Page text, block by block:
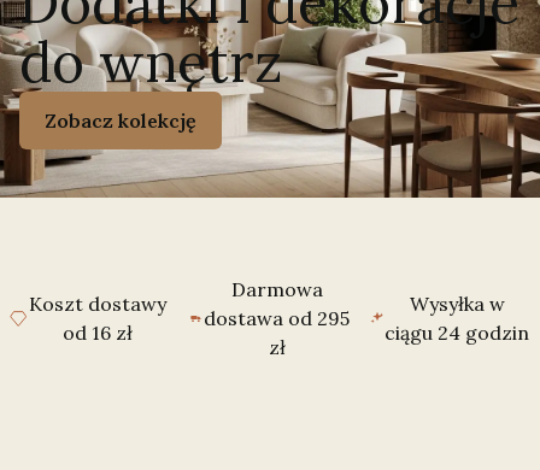
do wnętrz
Zobacz kolekcję
Koszt dostawy
od 16 zł
Darmowa
dostawa od 295
zł
Wysyłka w
ciągu 24 godzin